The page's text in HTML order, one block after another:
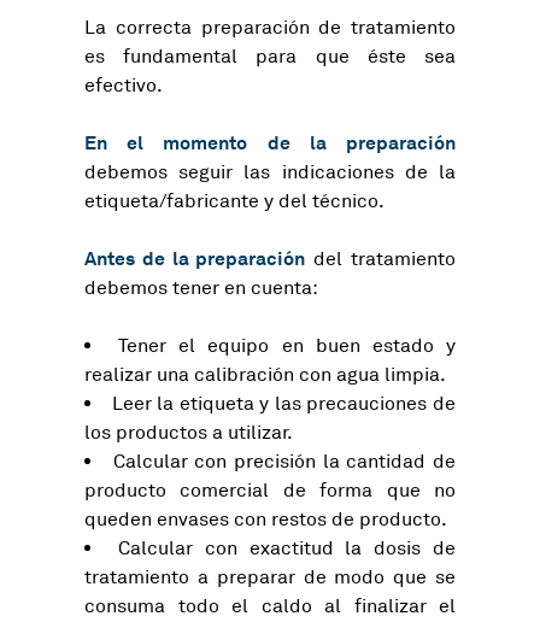
La correcta preparación de tratamiento
es fundamental para que éste sea
efectivo.
En el momento de la preparación
debemos seguir las indicaciones de la
etiqueta/fabricante y del técnico.
Antes de la preparación del tratamiento
debemos tener en cuenta:
Tener el equipo en buen estado y
realizar una calibración con agua limpia.
Leer la etiqueta y las precauciones de
los productos a utilizar.
Calcular con precisión la cantidad de
producto comercial de forma que no
queden envases con restos de producto.
Calcular con exactitud la dosis de
tratamiento a preparar de modo que se
consuma todo el caldo al finalizar el